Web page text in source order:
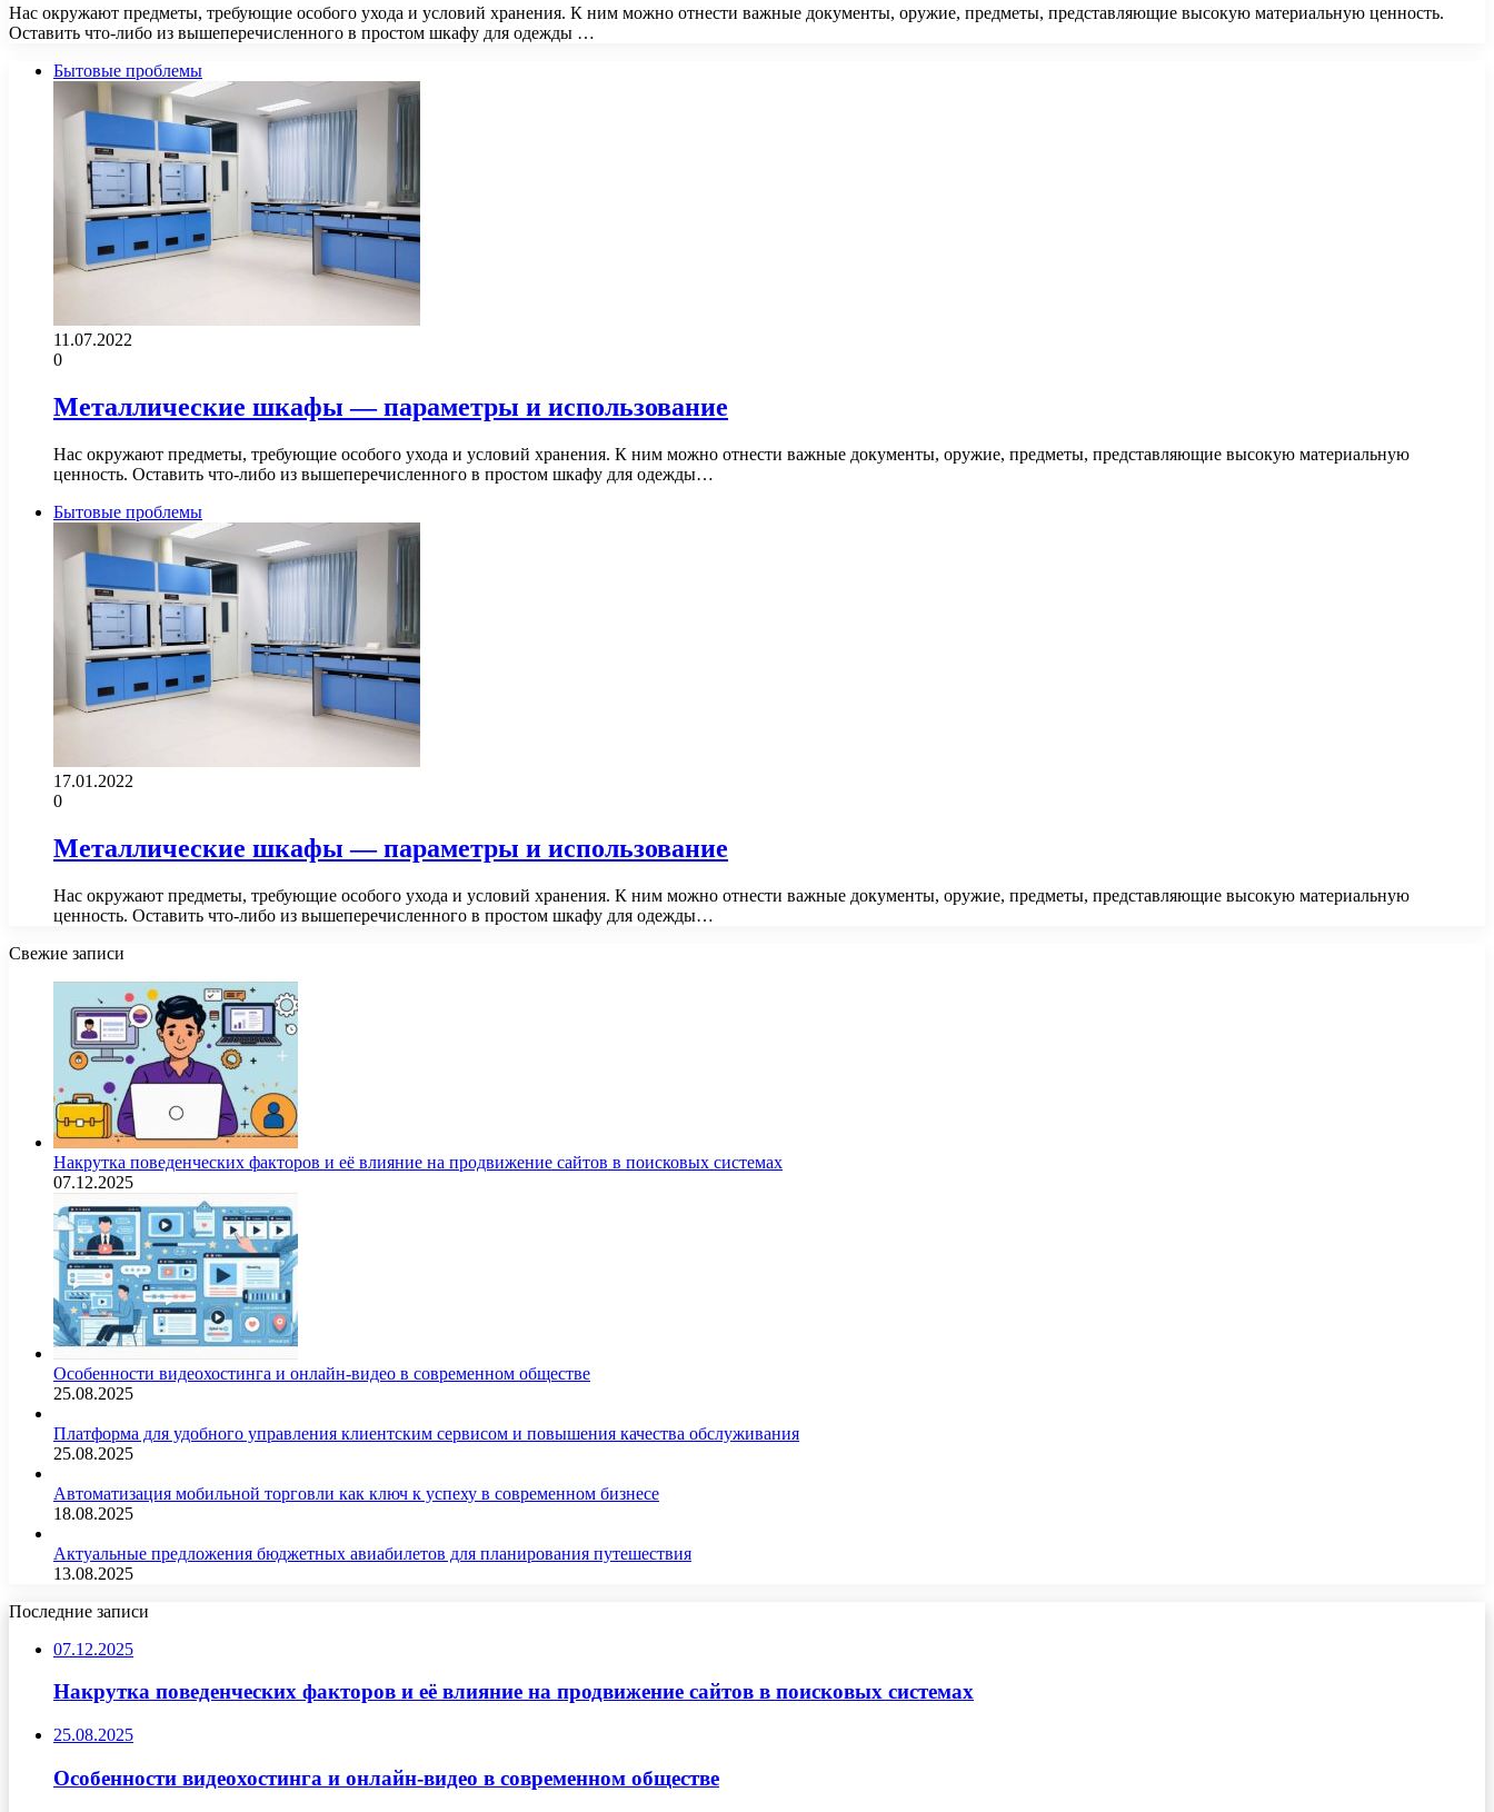
Нас окружают предметы, требующие особого ухода и условий хранения. К ним можно отнести важные документы, оружие, предметы, представляющие высокую материальную ценность.
Оставить что-либо из вышеперечисленного в простом шкафу для одежды …
Бытовые проблемы
11.07.2022
0
Металлические шкафы — параметры и использование
Нас окружают предметы, требующие особого ухода и условий хранения. К ним можно отнести важные документы, оружие, предметы, представляющие высокую материальную
ценность. Оставить что-либо из вышеперечисленного в простом шкафу для одежды…
Бытовые проблемы
17.01.2022
0
Металлические шкафы — параметры и использование
Нас окружают предметы, требующие особого ухода и условий хранения. К ним можно отнести важные документы, оружие, предметы, представляющие высокую материальную
ценность. Оставить что-либо из вышеперечисленного в простом шкафу для одежды…
Свежие записи
Накрутка поведенческих факторов и её влияние на продвижение сайтов в поисковых системах
07.12.2025
Особенности видеохостинга и онлайн-видео в современном обществе
25.08.2025
Платформа для удобного управления клиентским сервисом и повышения качества обслуживания
25.08.2025
Автоматизация мобильной торговли как ключ к успеху в современном бизнесе
18.08.2025
Актуальные предложения бюджетных авиабилетов для планирования путешествия
13.08.2025
Последние записи
07.12.2025
Накрутка поведенческих факторов и её влияние на продвижение сайтов в поисковых системах
25.08.2025
Особенности видеохостинга и онлайн-видео в современном обществе